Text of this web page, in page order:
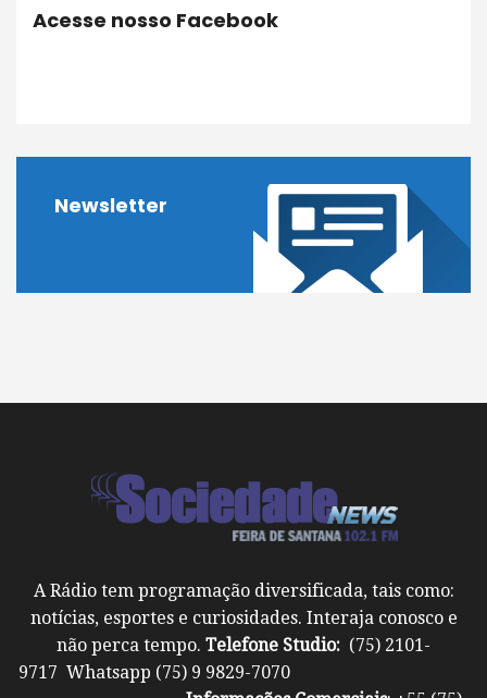
Acesse nosso Facebook
Newsletter
A Rádio tem programação diversificada, tais como:
notícias, esportes e curiosidades. Interaja conosco e
não perca tempo. Telefone Studio: (75) 2101-
9717 Whatsapp (75) 9 9829-7070